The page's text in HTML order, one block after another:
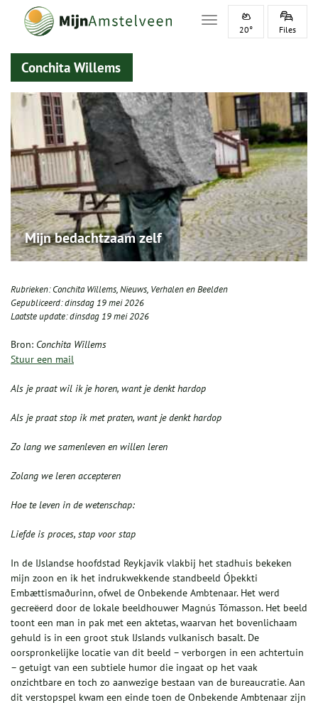
Toggle navigation
20° Files
Conchita Willems
Mijn bedachtzaam zelf
Rubrieken:Conchita Willems,Nieuws, Verhalen en Beelden
Gepubliceerd:dinsdag 19 mei 2026
Laatste update:dinsdag 19 mei 2026
Bron: Conchita Willems
Stuur een mail
Als je praat wil ik je horen, want je denkt hardop
Als je praat stop ik met praten, want je denkt hardop
Zo lang we samenleven en willen leren
Zolang we leren accepteren
Hoe te leven in de wetenschap:
Liefde is proces, stap voor stap
In de IJslandse hoofdstad Reykjavik vlakbij het stadhuis bekeken
mijn zoon en ik het indrukwekkende standbeeld Óþekkti
Embættismaðurinn, ofwel de Onbekende Ambtenaar. Het werd
gecreëerd door de lokale beeldhouwer Magnús Tómasson. Het beeld
toont een man in pak met een aktetas, waarvan het bovenlichaam
gehuld is in een groot stuk IJslands vulkanisch basalt. De
oorspronkelijke locatie van dit beeld – verborgen in een achtertuin
– getuigt van een subtiele humor die ingaat op het vaak
onzichtbare en toch zo aanwezige bestaan van de bureaucratie. Aan
dit verstopspel kwam een einde toen de Onbekende Ambtenaar zijn